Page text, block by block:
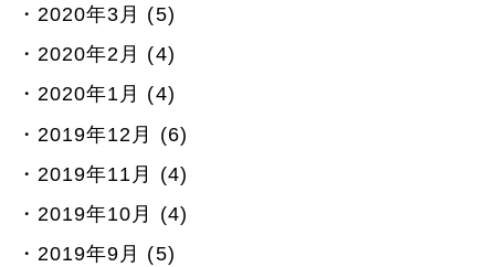
2020年3月 (5)
2020年2月 (4)
2020年1月 (4)
2019年12月 (6)
2019年11月 (4)
2019年10月 (4)
2019年9月 (5)